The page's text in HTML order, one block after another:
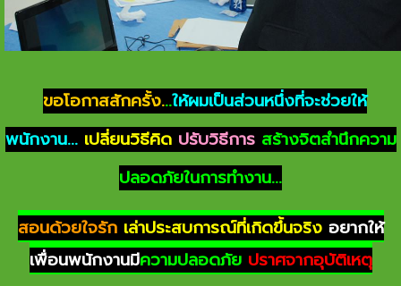
ขอโอกาสสักครั้ง...ให้ผมเป็นส่วนหนึ่งที่จะช่วยให้
พนักงาน... เปลี่ยนวิธีคิด ปรับวิธีการสร้างจิตสำนึกความ
ปลอดภัยในการทำงาน...
สอนด้วยใจรัก เล่าประสบการณ์ที่เกิดขึ้นจริง อยากให้
เพื่อนพนักงานมีความปลอดภัย ปราศจากอุบัติเหตุ